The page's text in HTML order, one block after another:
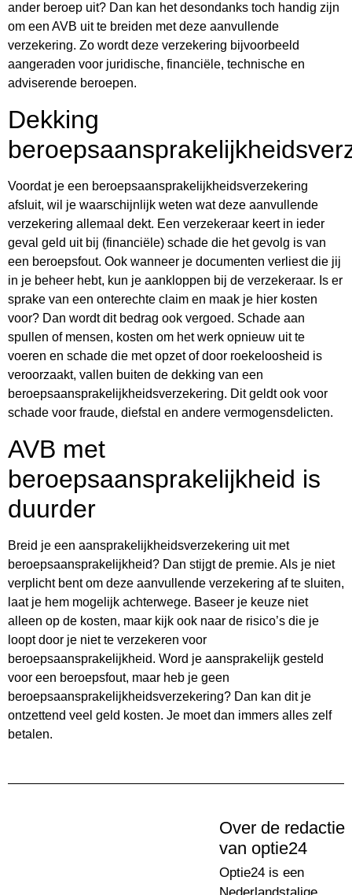
ander beroep uit? Dan kan het desondanks toch handig zijn
om een AVB uit te breiden met deze aanvullende
verzekering. Zo wordt deze verzekering bijvoorbeeld
aangeraden voor juridische, financiële, technische en
adviserende beroepen.
Dekking
Voordat je een beroepsaansprakelijkheidsverzekering
afsluit, wil je waarschijnlijk weten wat deze aanvullende
verzekering allemaal dekt. Een verzekeraar keert in ieder
geval geld uit bij (financiële) schade die het gevolg is van
een beroepsfout. Ook wanneer je documenten verliest die jij
in je beheer hebt, kun je aankloppen bij de verzekeraar. Is er
sprake van een onterechte claim en maak je hier kosten
voor? Dan wordt dit bedrag ook vergoed. Schade aan
spullen of mensen, kosten om het werk opnieuw uit te
voeren en schade die met opzet of door roekeloosheid is
veroorzaakt, vallen buiten de dekking van een
beroepsaansprakelijkheidsverzekering. Dit geldt ook voor
schade voor fraude, diefstal en andere vermogensdelicten.
AVB met
beroepsaansprakelijkheid is
duurder
Breid je een aansprakelijkheidsverzekering uit met
beroepsaansprakelijkheid? Dan stijgt de premie. Als je niet
verplicht bent om deze aanvullende verzekering af te sluiten,
laat je hem mogelijk achterwege. Baseer je keuze niet
alleen op de kosten, maar kijk ook naar de risico’s die je
loopt door je niet te verzekeren voor
beroepsaansprakelijkheid. Word je aansprakelijk gesteld
voor een beroepsfout, maar heb je geen
beroepsaansprakelijkheidsverzekering? Dan kan dit je
ontzettend veel geld kosten. Je moet dan immers alles zelf
betalen.
Over de redactie
van optie24
Optie24 is een